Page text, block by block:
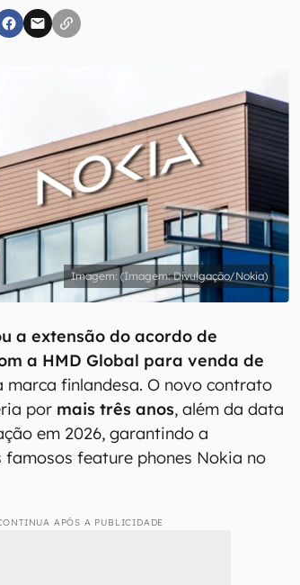
li, aceito e concordo com os Termos de Uso e
(Imagem: Divulgação/Nokia)
a extensão do acordo de
a HMD Global para venda de
marca finlandesa. O novo contrato
por mais três anos, além da data
em 2026, garantindo a
famosos feature phones Nokia no
APÓS A PUBLICIDADE